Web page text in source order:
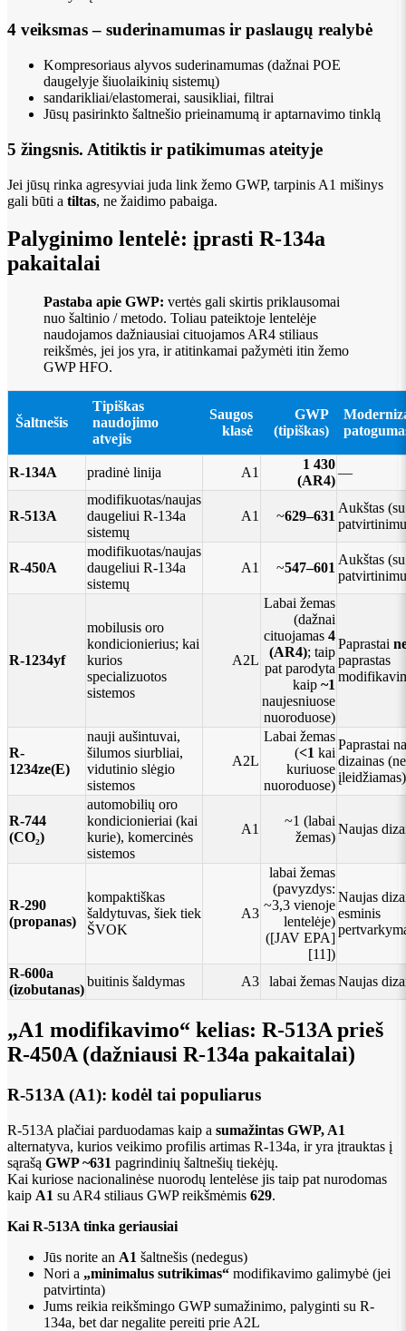
4 veiksmas – suderinamumas ir paslaugų realybė
Kompresoriaus alyvos suderinamumas (dažnai POE
daugelyje šiuolaikinių sistemų)
sandarikliai/elastomerai, sausikliai, filtrai
Jūsų pasirinkto šaltnešio prieinamumą ir aptarnavimo tinklą
5 žingsnis. Atitiktis ir patikimumas ateityje
Jei jūsų rinka agresyviai juda link žemo GWP, tarpinis A1 mišinys
gali būti a tiltas, ne žaidimo pabaiga.
Palyginimo lentelė: įprasti R-134a
pakaitalai
Pastaba apie GWP: vertės gali skirtis priklausomai
nuo šaltinio / metodo. Toliau pateiktoje lentelėje
naudojamos dažniausiai cituojamos AR4 stiliaus
reikšmės, jei jos yra, ir atitinkamai pažymėti itin žemo
GWP HFO.
Šaltnešis
Tipiškas
naudojimo
atvejis
Saugos
klasė
GWP
(tipiškas)
R-134A pradinė linija A1
1 430
(AR4)
—
R-513A
modifikuotas/naujas
daugeliui R-134a
sistemų
A1 ~629–631
Aukštas
R-450A
modifikuotas/naujas
daugeliui R-134a
sistemų
A1 ~547–601
Aukštas
R-1234yf
mobilusis oro
kondicionierius; kai
kurios
specializuotos
sistemos
A2L
Labai žemas
(dažnai
cituojamas 4
(AR4); taip
pat parodyta
kaip ~1
naujesniuose
nuoroduose)
Paprastai
paprastas
R-
1234ze(E)
nauji aušintuvai,
šilumos siurbliai,
vidutinio slėgio
sistemos
A2L
Labai žemas
(<1 kai
kuriuose
nuoroduose)
Paprastai
dizainas (ne
įleidžiamas)
R-744
(CO₂)
automobilių oro
kondicionieriai (kai
kurie), komercinės
sistemos
A1
~1 (labai
žemas)
Naujas
R-290
(propanas)
kompaktiškas
šaldytuvas, šiek tiek
ŠVOK
A3
labai žemas
(pavyzdys:
~3,3 vienoje
lentelėje)
([JAV EPA]
[11])
Naujas
esminis
R-600a
(izobutanas)
buitinis šaldymas A3 labai žemasNaujas
„A1 modifikavimo“ kelias: R-513A prieš
R-450A (dažniausi R-134a pakaitalai)
R-513A (A1): kodėl tai populiarus
R-513A plačiai parduodamas kaip a sumažintas GWP, A1
alternatyva, kurios veikimo profilis artimas R-134a, ir yra įtrauktas į
sąrašą GWP ~631 pagrindinių šaltnešių tiekėjų.
Kai kuriose nacionalinėse nuorodų lentelėse jis taip pat nurodomas
kaip A1 su AR4 stiliaus GWP reikšmėmis 629.
Kai R-513A tinka geriausiai
Jūs norite an A1 šaltnešis (nedegus)
Nori a „minimalus sutrikimas“ modifikavimo galimybė (jei
patvirtinta)
Jums reikia reikšmingo GWP sumažinimo, palyginti su R-
134a, bet dar negalite pereiti prie A2L